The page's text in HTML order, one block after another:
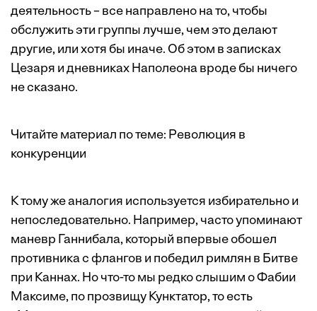
деятельность – все направлено на то, чтобы
обслужить эти группы лучше, чем это делают
другие, или хотя бы иначе. Об этом в записках
Цезаря и дневниках Наполеона вроде бы ничего
не сказано.
Читайте материал по теме: Революция в
конкуренции
К тому же аналогия используется избирательно и
непоследовательно. Например, часто упоминают
маневр Ганнибала, который впервые обошел
противника с флангов и победил римлян в Битве
при Каннах. Но что-то мы редко слышим о Фабии
Максиме, по прозвищу Кунктатор, то есть